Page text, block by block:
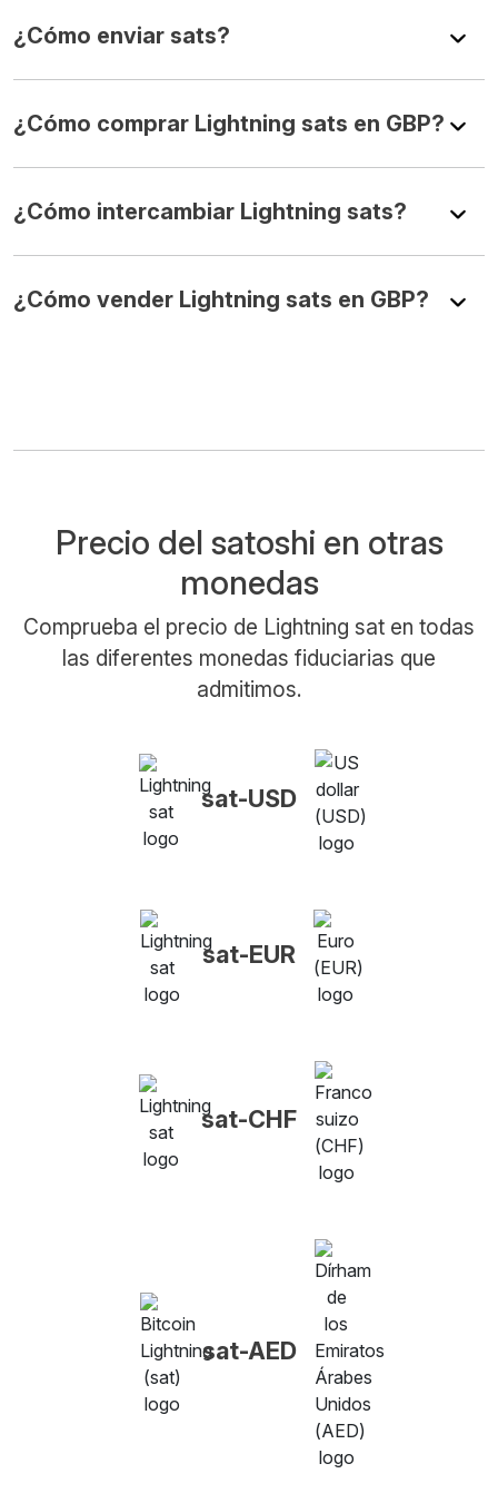
¿Cómo enviar sats?
¿Cómo comprar Lightning sats en GBP?
¿Cómo intercambiar Lightning sats?
¿Cómo vender Lightning sats en GBP?
Precio del satoshi en otras
monedas
Comprueba el precio de Lightning sat en todas
las diferentes monedas fiduciarias que
admitimos.
sat-USD
sat-EUR
sat-CHF
sat-AED